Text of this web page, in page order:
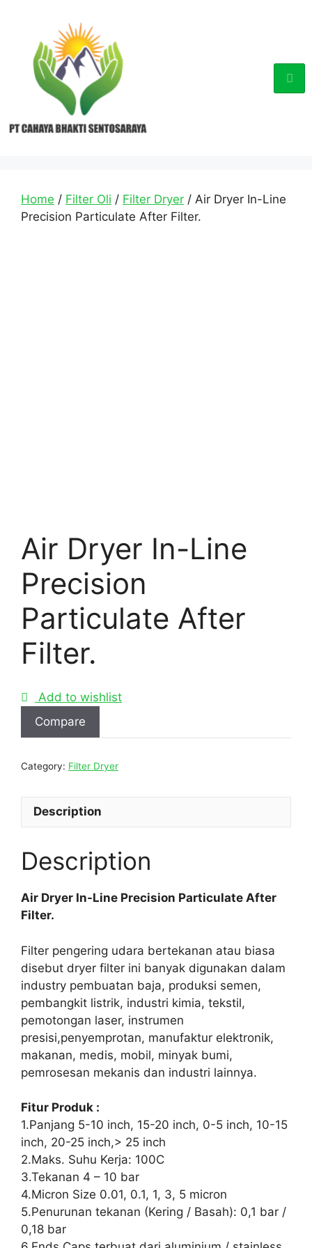
Home / Filter Oli / Filter Dryer / Air Dryer In-Line
Precision Particulate After Filter.
Air Dryer In-Line
Precision
Particulate After
Filter.
Add to wishlist
Compare
Category: Filter Dryer
Description
Description
Air Dryer In-Line Precision Particulate After
Filter.
Filter pengering udara bertekanan atau biasa
disebut dryer filter ini banyak digunakan dalam
industry pembuatan baja, produksi semen,
pembangkit listrik, industri kimia, tekstil,
pemotongan laser, instrumen
presisi,penyemprotan, manufaktur elektronik,
makanan, medis, mobil, minyak bumi,
pemrosesan mekanis dan industri lainnya.
Fitur Produk :
1.Panjang 5-10 inch, 15-20 inch, 0-5 inch, 10-15
inch, 20-25 inch,> 25 inch
2.Maks. Suhu Kerja: 100C
3.Tekanan 4 – 10 bar
4.Micron Size 0.01, 0.1, 1, 3, 5 micron
5.Penurunan tekanan (Kering / Basah): 0,1 bar /
0,18 bar